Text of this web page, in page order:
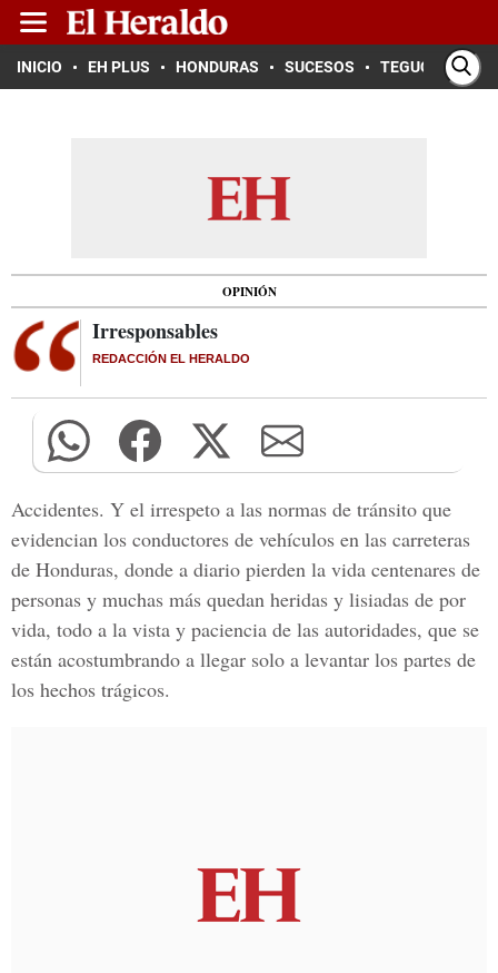
INICIO EH PLUS HONDURAS SUCESOS TEGUCIGALPA
OPINIÓN
Irresponsables
REDACCIÓN EL HERALDO
Accidentes. Y el irrespeto a las normas de tránsito que
evidencian los conductores de vehículos en las carreteras
de Honduras, donde a diario pierden la vida centenares de
personas y muchas más quedan heridas y lisiadas de por
vida, todo a la vista y paciencia de las autoridades, que se
están acostumbrando a llegar solo a levantar los partes de
los hechos trágicos.